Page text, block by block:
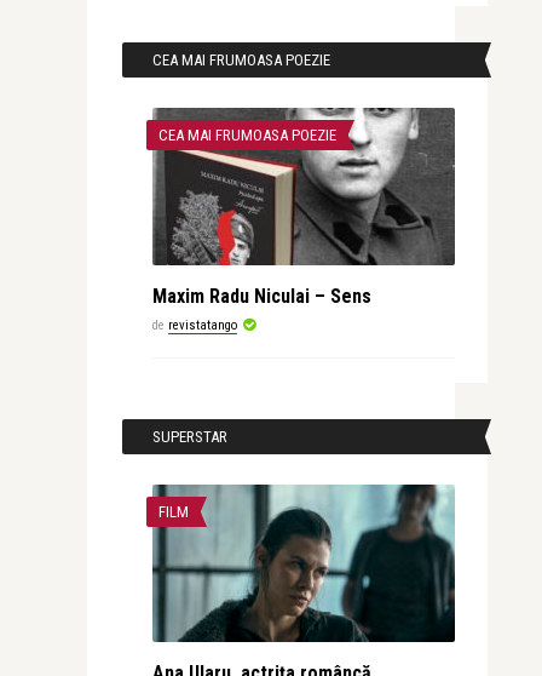
CEA MAI FRUMOASA POEZIE
CEA MAI FRUMOASA POEZIE
Maxim Radu Niculai – Sens
de revistatango
SUPERSTAR
FILM